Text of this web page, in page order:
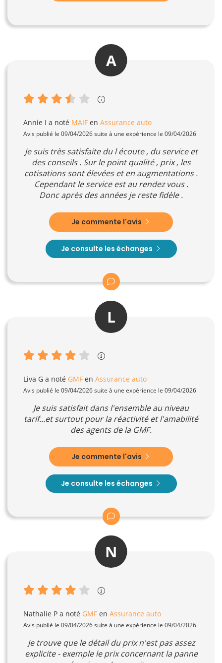
A
Annie I a noté MAIF en Assurance auto
Avis publié le 09/04/2026 suite à une expérience le 09/04/2026
Je suis très satisfaite du l écoute , du service et
des conseils . Sur le point qualité , prix , les
cotisations sont élevées et en augmentations .
Cependant le service est au rendez vous .
Donc après des années je reste fidèle .
Je commente l'avis
Je consulte les échanges
L
Liva G a noté GMF en Assurance auto
Avis publié le 09/04/2026 suite à une expérience le 09/04/2026
Je suis satisfait dans l'ensemble au niveau
tarif...et surtout pour la réactivité et l'amabilité
des agents de la GMF.
Je commente l'avis
Je consulte les échanges
N
Nathalie P a noté GMF en Assurance auto
Avis publié le 09/04/2026 suite à une expérience le 09/04/2026
Je trouve que le détail du prix n'est pas assez
explicite - exemple le prix concernant la panne